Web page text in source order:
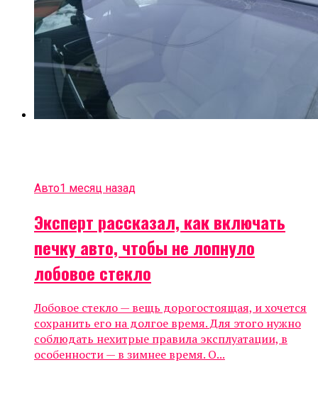
Авто1 месяц назад
Эксперт рассказал, как включать
печку авто, чтобы не лопнуло
лобовое стекло
Лобовое стекло — вещь дорогостоящая, и хочется
сохранить его на долгое время. Для этого нужно
соблюдать нехитрые правила эксплуатации, в
особенности — в зимнее время. О...